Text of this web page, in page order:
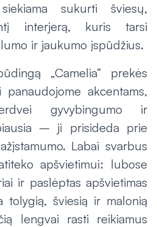
sukurti šviesų,
interjerą, kuris tarsi
ir jaukumo įspūdžius.
„Camelia“ prekės
panaudojome akcentams,
gyvybingumo ir
– ji prisideda prie
Labai svarbus
apšvietimui: lubose
ir paslėptas apšvietimas
tolygią, šviesią ir malonią
lengvai rasti reikiamus